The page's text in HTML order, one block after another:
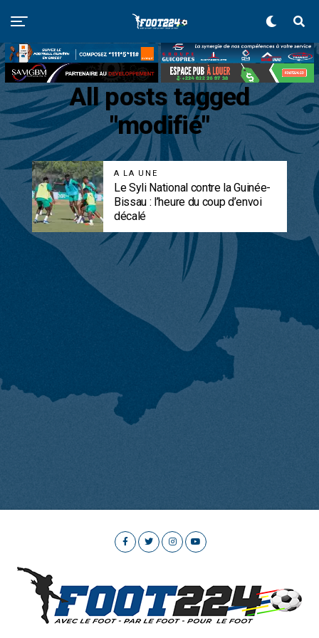
All posts tagged
"modifié"
A LA UNE
Le Syli National contre la Guinée-
Bissau : l’heure du coup d’envoi
décalé